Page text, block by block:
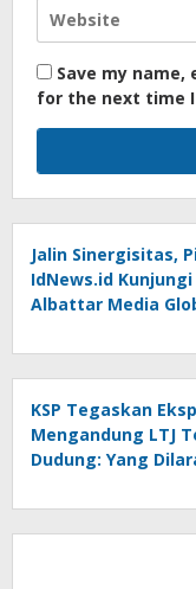
Save my
for the next time
Jalin Sinergisitas,
IdNews.id
Albattar Media
KSP Tegaskan
Mengandung LTJ
Dudung: Yang